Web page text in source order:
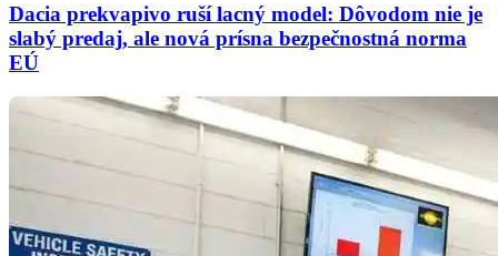
Dacia prekvapivo ruší lacný model: Dôvodom nie je
slabý predaj, ale nová prísna bezpečnostná norma
EÚ